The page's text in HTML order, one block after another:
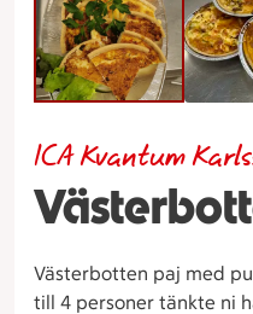
ICA Kvantum
Västerbotten paj med
till 4 personer tänkte ni